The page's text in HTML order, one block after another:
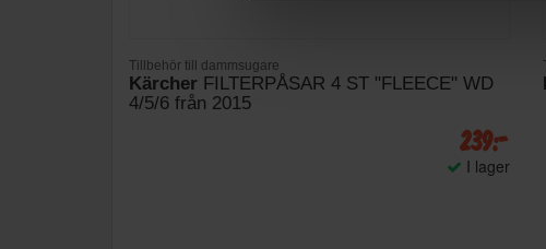
Tillbehör till dammsugare
Kärcher FILTERPÅSAR 4 ST "FLEECE" WD
4/5/6 från 2015
239:-
I lager